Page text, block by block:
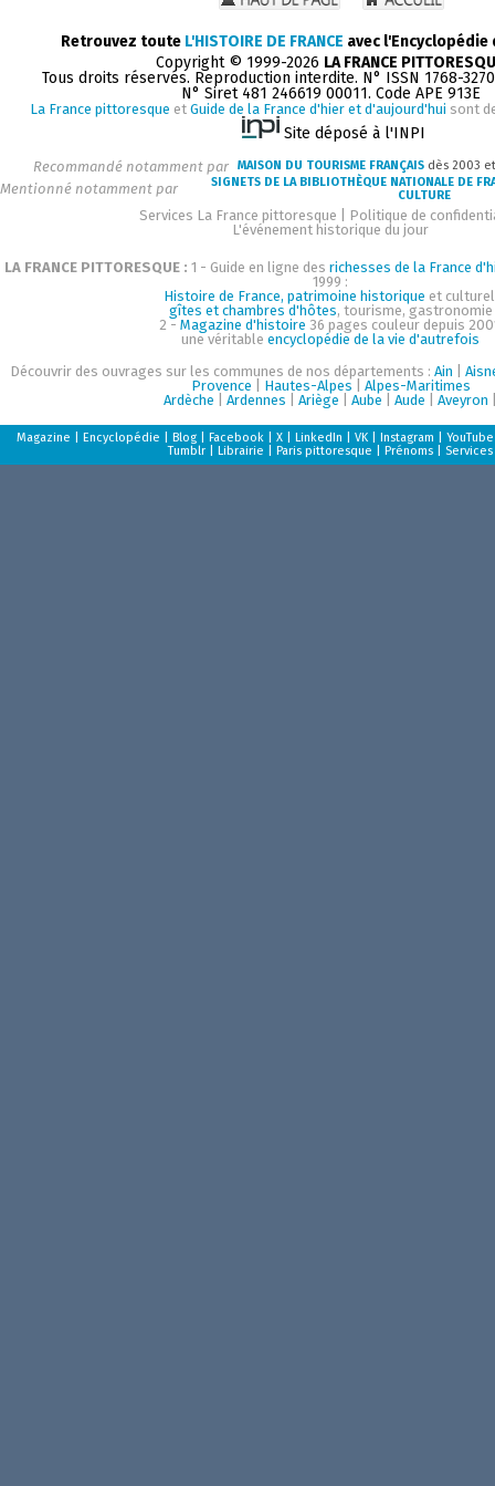
Retrouvez toute L'HISTOIRE DE FRANCE avec
Copyright © 1999-2026 LA FRANCE
Tous droits réservés. Reproduction interdite. N° ISSN 1768-
N° Siret 481 246619 00011. Code APE 913E
La France pittoresque et Guide de la France d'hier et d'aujourd'hui sont
Site déposé à l'INPI
Recommandé notamment par MAISON DU TOURISME FRANÇAIS dès 2003
Mentionné notamment par
SIGNETS DE LA BIBLIOTHÈQUE NATIONALE DE
CULTURE
Services La France pittoresque
Politique de
L'événement historique du jour
LA FRANCE PITTORESQUE : 1 - Guide en ligne des richesses de la France
1999 :
Histoire de France, patrimoine historique et
gîtes et chambres d'hôtes, tourisme, gastronomie
2 - Magazine d'histoire 36 pages couleur depuis
une véritableencyclopédie de la vie d'autrefois
Découvrir des ouvrages sur les communes de nos départements :Ain |
Provence
Hautes-Alpes
Alpes-Maritimes
Ardèche |Ardennes |Ariège |Aube |Aude |Aveyron
Magazine |Encyclopédie |Blog |Facebook |X |LinkedIn |VK |Instagram |YouTube
Tumblr |Librairie |Paris pittoresque |Prénoms Services